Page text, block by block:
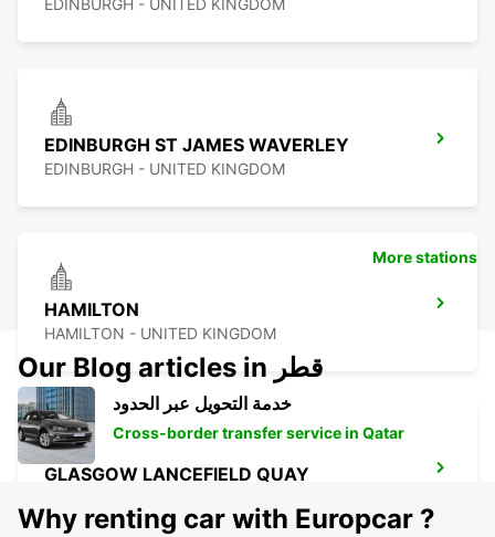
EDINBURGH - UNITED KINGDOM
EDINBURGH ST JAMES WAVERLEY
EDINBURGH - UNITED KINGDOM
HAMILTON
HAMILTON - UNITED KINGDOM
GLASGOW LANCEFIELD QUAY
More stations
Our Blog articles in قطر
خدمة التحويل عبر الحدود
Cross-border transfer service in Qatar
Why renting car with Europcar ?